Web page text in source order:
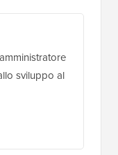
sviluppo al